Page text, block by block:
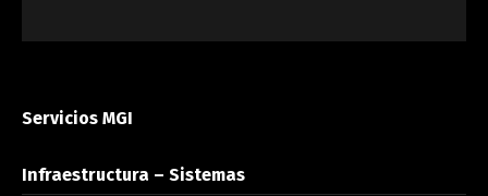
Servicios MGI
Infraestructura – Sistemas